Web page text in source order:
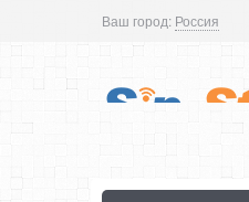
Ваш город: Россия